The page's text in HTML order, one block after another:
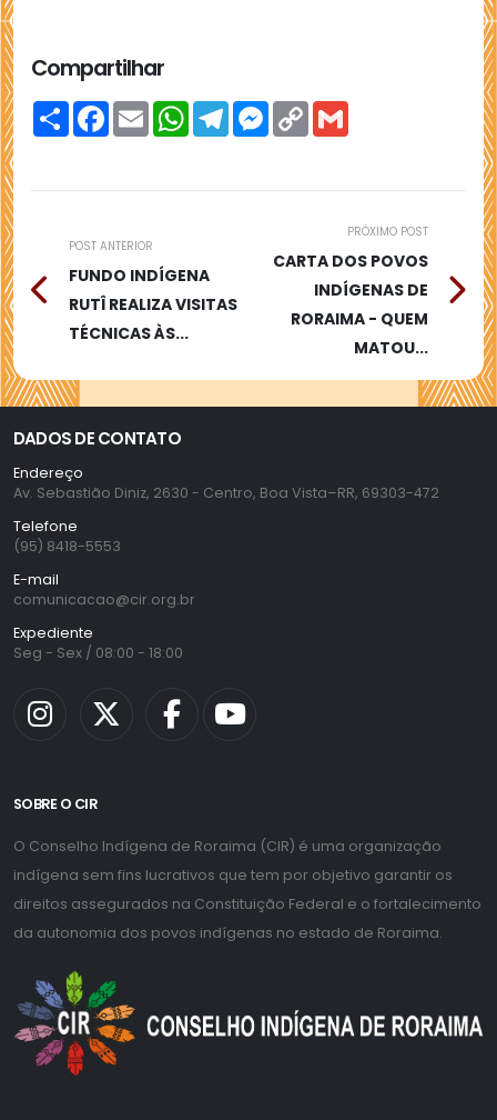
Compartilhar
Compartilhar
Facebook
Email WhatsAppTelegramMessenger
Copy
Link
POST ANTERIOR
FUNDO INDÍGENA
RUTÎ REALIZA VISITAS
TÉCNICAS ÀS...
PRÓXIMO POST
CARTA DOS POVOS
INDÍGENAS DE
RORAIMA - QUEM
MATOU...
DADOS DE CONTATO
Endereço
Av. Sebastião Diniz, 2630 - Centro, Boa Vista–RR, 69303-472
Telefone
(95) 8418-5553
E-mail
comunicacao@cir.org.br
Expediente
Seg - Sex / 08:00 - 18:00
SOBRE O CIR
O Conselho Indígena de Roraima (CIR) é uma organização
indígena sem fins lucrativos que tem por objetivo garantir os
direitos assegurados na Constituição Federal e o fortalecimento
da autonomia dos povos indígenas no estado de Roraima.